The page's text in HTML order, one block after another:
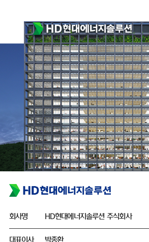
회사명 HD현대에너지솔루션 주식회사
대표이사 박종환